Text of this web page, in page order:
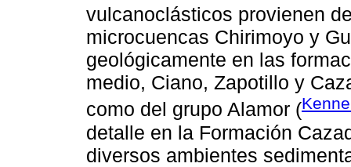
vulcanoclásticos provienen
microcuencas Chirimoyo y
geológicamente en las
medio, Ciano, Zapotillo y
como del grupo Alamor (
detalle en la Formación
diversos ambientes